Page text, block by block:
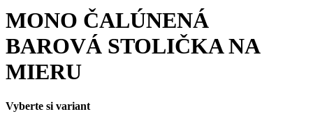
MONO ČALÚNENÁ
BAROVÁ STOLIČKA NA
MIERU
Vyberte si variant